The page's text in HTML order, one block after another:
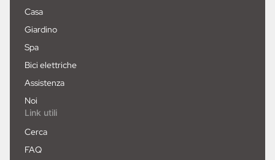
Casa
Giardino
Spa
Bici elettriche
Assistenza
Noi
Link utili
Cerca
FAQ